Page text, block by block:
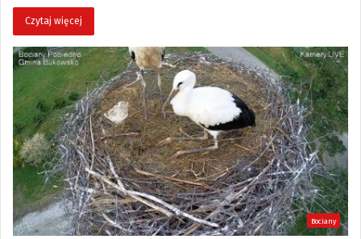
Czytaj więcej
Bociany